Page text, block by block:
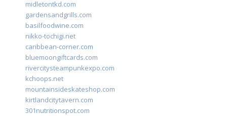
midletontkd.com
gardensandgrills.com
basilfoodwine.com
nikko-tochigi.net
caribbean-corner.com
bluemoongiftcards.com
rivercitysteampunkexpo.com
kchoops.net
mountainsideskateshop.com
kirtlandcitytavern.com
301nutritionspot.com